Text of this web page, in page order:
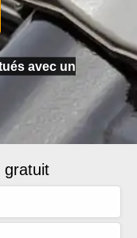
avec un
gratuit